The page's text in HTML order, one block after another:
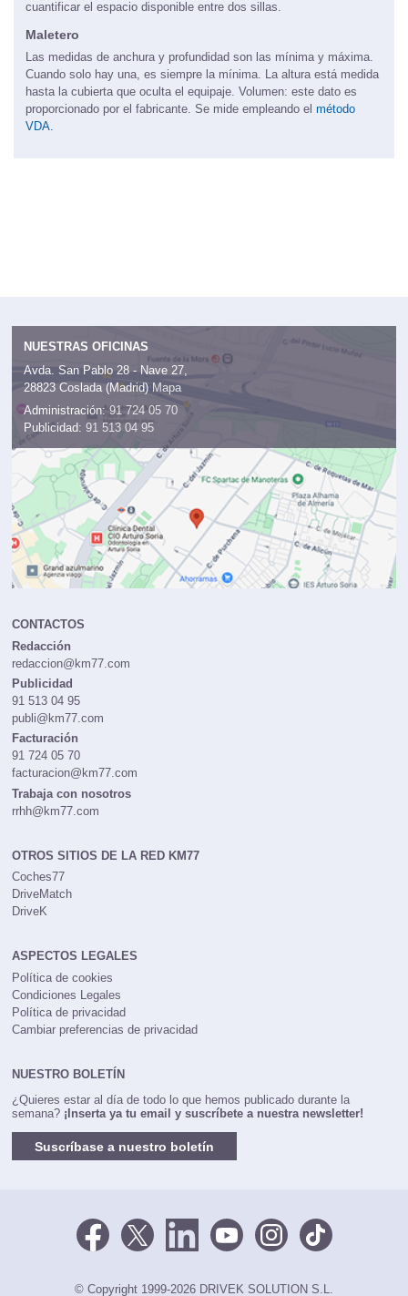
cuantificar el espacio disponible entre dos sillas.
Maletero
Las medidas de anchura y profundidad son las mínima y máxima.
Cuando solo hay una, es siempre la mínima. La altura está medida
hasta la cubierta que oculta el equipaje. Volumen: este dato es
proporcionado por el fabricante. Se mide empleando el método
VDA.
NUESTRAS OFICINAS
Avda. San Pablo 28 - Nave 27,
28823 Coslada (Madrid) Mapa
Administración: 91 724 05 70
Publicidad: 91 513 04 95
CONTACTOS
Redacción
redaccion@km77.com
Publicidad
91 513 04 95
publi@km77.com
Facturación
91 724 05 70
facturacion@km77.com
Trabaja con nosotros
rrhh@km77.com
OTROS SITIOS DE LA RED KM77
Coches77
DriveMatch
DriveK
ASPECTOS LEGALES
Política de cookies
Condiciones Legales
Política de privacidad
Cambiar preferencias de privacidad
NUESTRO BOLETÍN
¿Quieres estar al día de todo lo que hemos publicado durante la
semana? ¡Inserta ya tu email y suscríbete a nuestra newsletter!
Suscríbase a nuestro boletín
© Copyright 1999-2026 DRIVEK SOLUTION S.L.